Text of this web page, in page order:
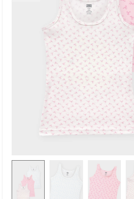
Berrak 5639 Kız Çocuk 3'lü
Berrak 5666 Kız
Atlet